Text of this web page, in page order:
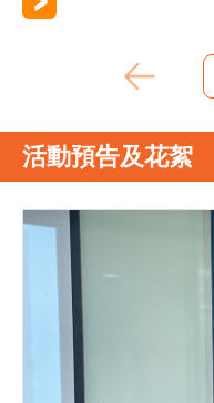
活動預告及花絮